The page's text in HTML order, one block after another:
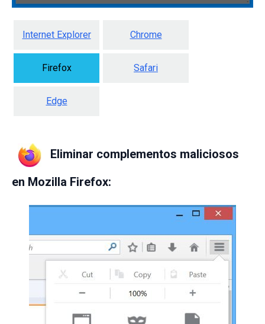
Internet Explorer Chrome
Firefox Safari
Edge
Eliminar complementos maliciosos
en Mozilla Firefox: